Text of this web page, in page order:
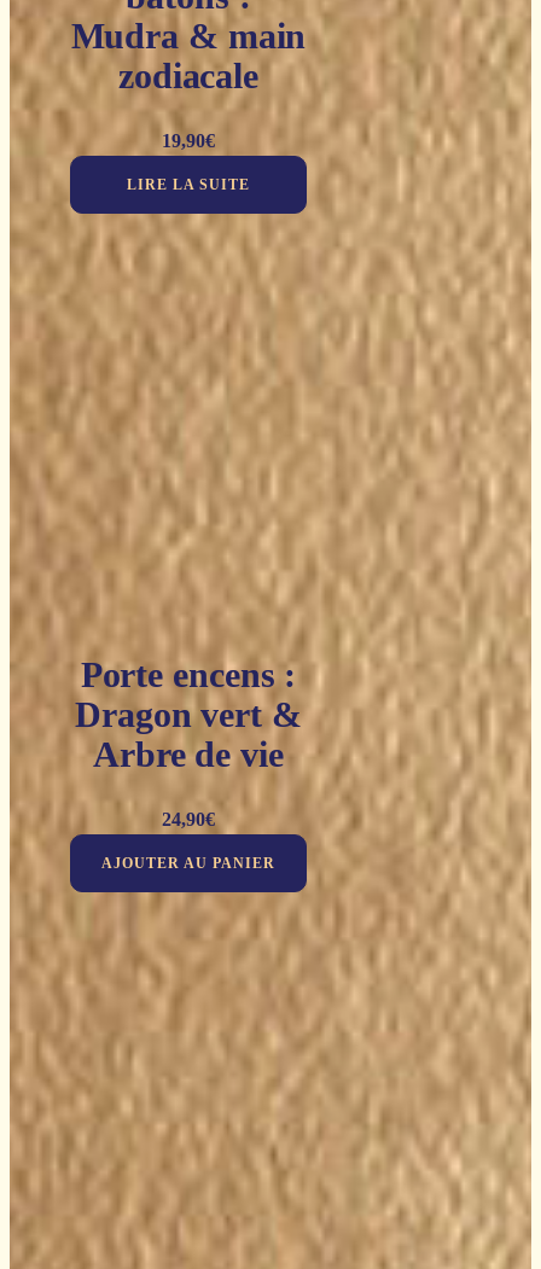
Mudra & main
zodiacale
19,90€
LIRE LA SUITE
Porte encens :
Dragon vert &
Arbre de vie
24,90€
AJOUTER AU PANIER